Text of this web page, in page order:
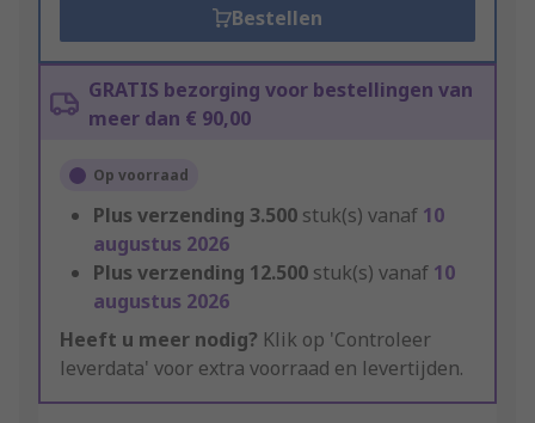
Bestellen
GRATIS bezorging voor bestellingen van
meer dan € 90,00
Op voorraad
Plus verzending 3.500 stuk(s) vanaf 10
augustus 2026
Plus verzending 12.500 stuk(s) vanaf 10
augustus 2026
Heeft u meer nodig? Klik op 'Controleer
leverdata' voor extra voorraad en levertijden.